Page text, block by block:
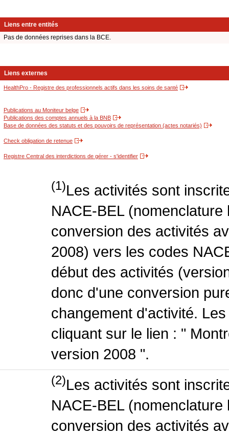
Liens entre entités
Pas de données reprises dans la BCE.
Liens externes
HealthPro - Registre des professionnels actifs dans les soins de santé
Publications au Moniteur belge
Publications des comptes annuels à la BNB
Base de données des statuts et des pouvoirs de représentation (actes notariés)
Check obligation de retenue
Registre Central des interdictions de gérer - s'identifier
(1)Les activités sont
NACE-BEL
conversion des activités
2008) vers les codes
début des activités
donc d'une conversion
changement d'activité.
cliquant sur le lien : "
version 2008 ".
(2)Les activités sont
NACE-BEL
conversion des activités